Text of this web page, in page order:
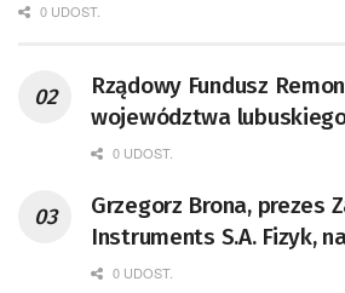
0 UDOST.
Rządowy Fundusz
województwa
0 UDOST.
Grzegorz Brona, prezes
Instruments S.A. Fizyk, naukowiec, były
pracownik CERN w
0 UDOST.